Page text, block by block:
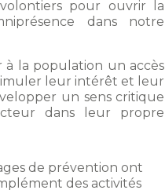
pour ouvrir la
dans notre
à la population un accès
leur intérêt et leur
un sens critique
dans leur propre
de prévention ont
des activités